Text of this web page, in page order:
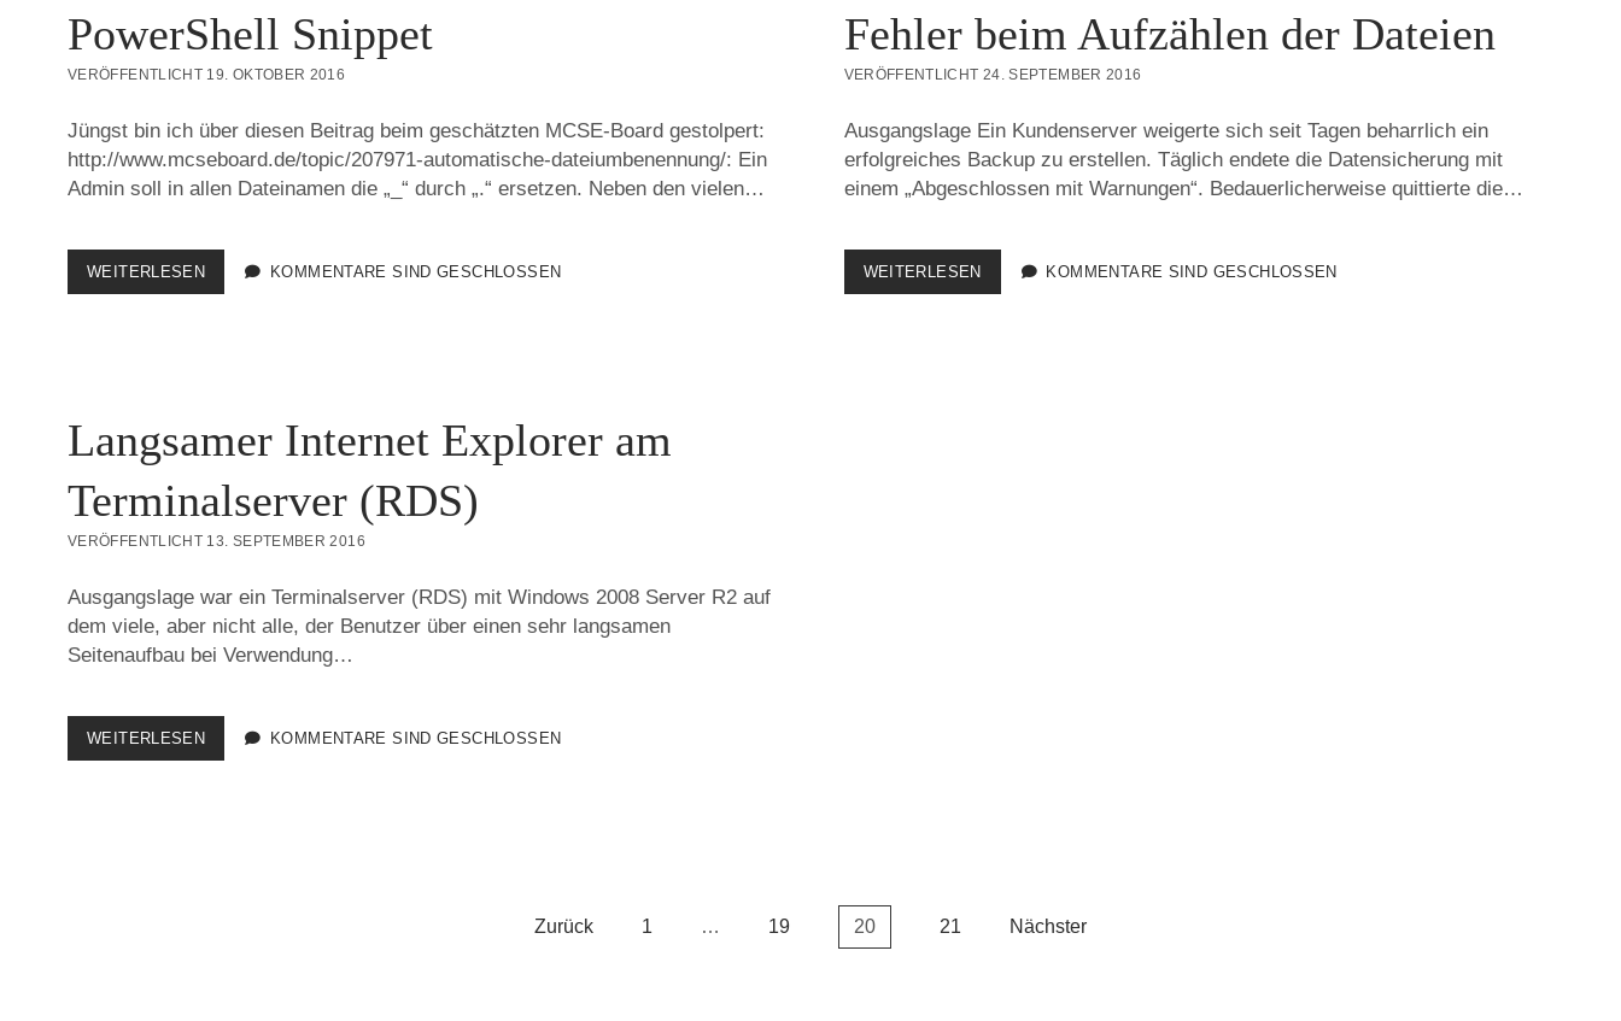
PowerShell Snippet
VERÖFFENTLICHT 19. OKTOBER 2016
Jüngst bin ich über diesen Beitrag beim geschätzten MCSE-Board gestolpert:
http://www.mcseboard.de/topic/207971-automatische-dateiumbenennung/: Ein
Admin soll in allen Dateinamen die „_“ durch „.“ ersetzen. Neben den vielen…
WEITERLESENPOWERSHELL
SNIPPET
KOMMENTARE SIND GESCHLOSSEN
Fehler beim Aufzählen der Dateien
VERÖFFENTLICHT 24. SEPTEMBER 2016
Ausgangslage Ein Kundenserver weigerte sich seit Tagen beharrlich ein
erfolgreiches Backup zu erstellen. Täglich endete die Datensicherung mit
einem „Abgeschlossen mit Warnungen“. Bedauerlicherweise quittierte die…
WEITERLESENFEHLER
BEIM
KOMMENTARE SIND GESCHLOSSEN
Langsamer Internet Explorer am
Terminalserver (RDS)
VERÖFFENTLICHT 13. SEPTEMBER 2016
Ausgangslage war ein Terminalserver (RDS) mit Windows 2008 Server R2 auf
dem viele, aber nicht alle, der Benutzer über einen sehr langsamen
Seitenaufbau bei Verwendung…
WEITERLESENLANGSAMER
INTERNET
KOMMENTARE SIND GESCHLOSSEN
Zurück 1 … 19 20 21 Nächster